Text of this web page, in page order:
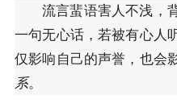
流言蜚语害人不浅，
一句无心话，若被有心人
仅影响自己的声誉，也会
系。